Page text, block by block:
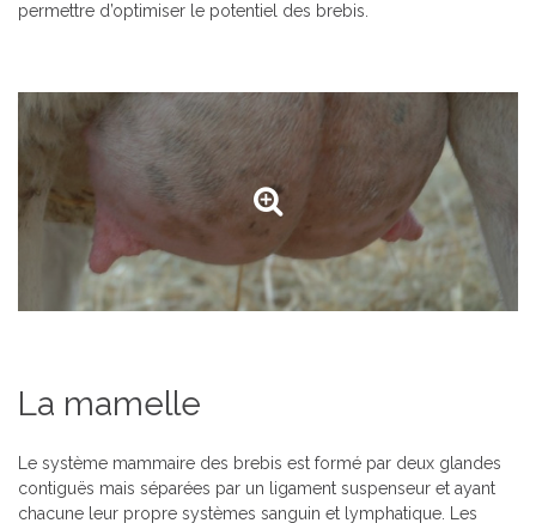
permettre d’optimiser le potentiel des brebis.
La mamelle
Le système mammaire des brebis est formé par deux glandes
contiguës mais séparées par un ligament suspenseur et ayant
chacune leur propre systèmes sanguin et lymphatique. Les